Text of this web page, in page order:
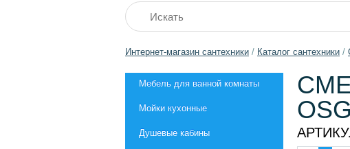
Интернет-магазин сантехники / Каталог сантехники /
Мебель для ванной комнаты
Мойки кухонные
Душевые кабины